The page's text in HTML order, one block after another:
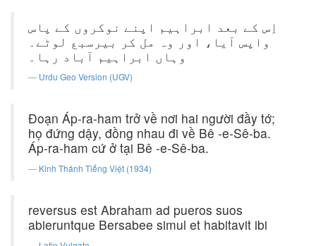
اِس کے بعد ابراہیم اپنے نوکروں کے پاس
واپس آیا، اور وہ مل کر بیرسبع لوٹے۔
وہاں ابراہیم آباد رہا۔
Urdu Geo Version (UGV)
Ðoạn Áp-ra-ham trở về nơi hai người đầy tớ;
họ đứng dậy, đồng nhau đi về Bê -e-Sê-ba.
Áp-ra-ham cứ ở tại Bê -e-Sê-ba.
Kinh Thánh Tiếng Việt (1934)
reversus est Abraham ad pueros suos
abieruntque Bersabee simul et habitavit ibi